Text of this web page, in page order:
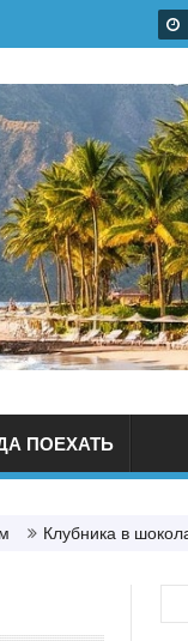
ПОЕХАТЬ
Клубника в